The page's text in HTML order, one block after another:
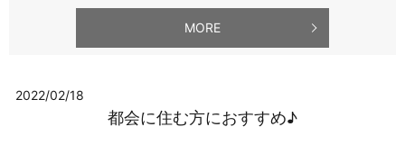
MORE
2022/02/18
都会に住む方におすすめ♪